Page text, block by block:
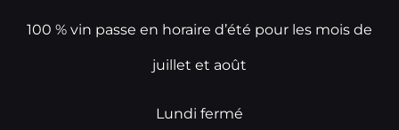
100 % vin passe en horaire d’été pour les mois de
juillet et août
Lundi fermé